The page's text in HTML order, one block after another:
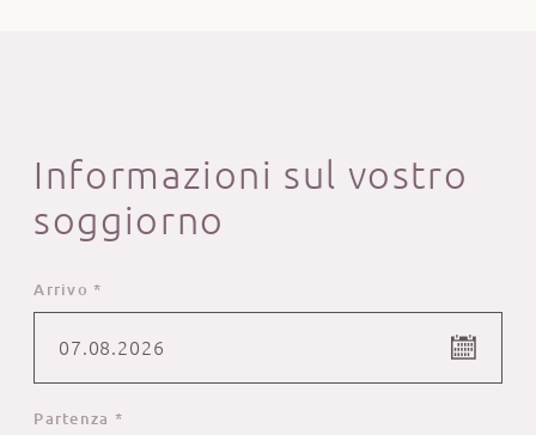
Informazioni sul vostro
soggiorno
Arrivo *
07.08.2026
Partenza *